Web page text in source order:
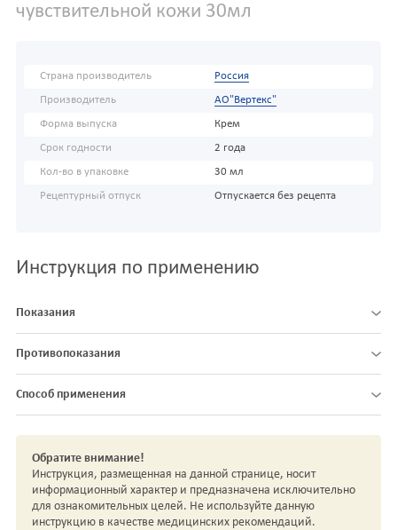
чувствительной кожи 30мл
Страна производитель Россия
Производитель АО"Вертекс"
Форма выпуска Крем
Срок годности 2 года
Кол-во в упаковке 30 мл
Рецептурный отпуск Отпускается без рецепта
Инструкция по применению
Показания
Противопоказания
Способ применения
Обратите внимание!
Инструкция, размещенная на данной странице, носит
информационный характер и предназначена исключительно
для ознакомительных целей. Не используйте данную
инструкцию в качестве медицинских рекомендаций.